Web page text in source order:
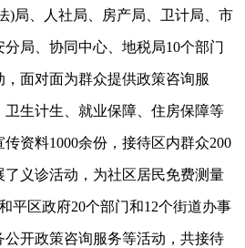
)局、人社局、房产局、卫计局、市
局、协同中心、地税局10个部门
面对面为群众提供政策咨询服
生计生、就业保障、住房保障等
资料1000余份，接待区内群众200
义诊活动，为社区居民免费测量
平区政府20个部门和12个街道办事
开政策咨询服务等活动，共接待